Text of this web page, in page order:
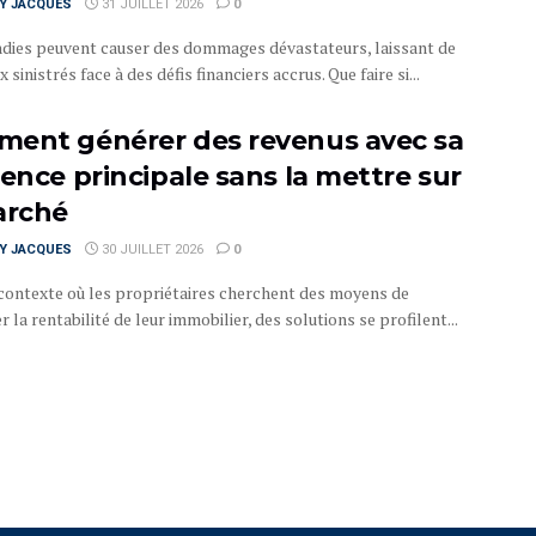
JACQUES 31 JUILLET 2026 0
peuvent causer des dommages dévastateurs, laissant de
sinistrés face à des défis financiers accrus. Que faire si...
générer des revenus avec sa
principale sans la mettre sur
JACQUES 30 JUILLET 2026 0
où les propriétaires cherchent des moyens de
la rentabilité de leur immobilier, des solutions se profilent...